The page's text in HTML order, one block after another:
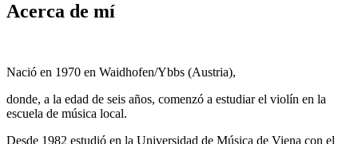
Acerca de mí
Nació en 1970 en Waidhofen/Ybbs (Austria),
donde, a la edad de seis años, comenzó a estudiar el violín en la
escuela de música local.
Desde 1982 estudió en la Universidad de Música de Viena con el